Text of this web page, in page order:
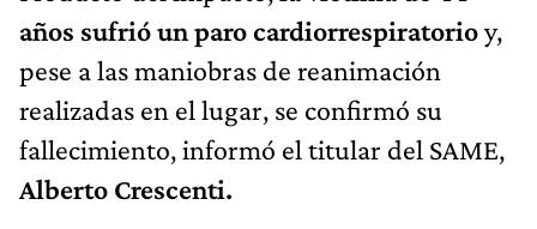
años sufrió un paro cardiorrespiratorioy,
pese a las maniobras de reanimación
realizadas en el lugar, se confirmó su
fallecimiento, informó el titular del SAME,
Alberto Crescenti.